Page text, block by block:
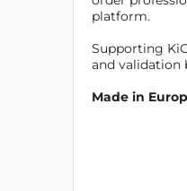
platform.
Supporting
and validation
Made in